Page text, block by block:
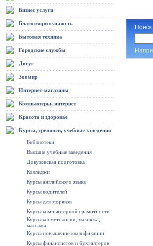
Бизнес услуги
Благотворительность
Бытовая техника
Городские службы
Досуг
Зоомир
Интернет-магазины
Компьютеры, интернет
Красота и здоровье
Курсы, тренинги, учебные заведения
Библиотеки
Высшие учебные заведения
Довузовская подготовка
Колледжи
Курсы английского языка
Курсы водителей
Курсы для моряков
Курсы компьютерной грамотности
Курсы косметологии, макияжа,
массажа
Курсы повышение квалификации
Курсы финансистов и бухгалтеров